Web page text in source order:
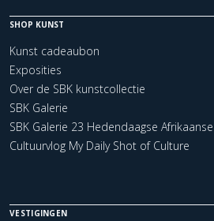
SHOP KUNST
Kunst cadeaubon
Exposities
Over de SBK kunstcollectie
SBK Galerie
SBK Galerie 23 Hedendaagse
Cultuurvlog My Daily Shot of Culture
VESTIGINGEN